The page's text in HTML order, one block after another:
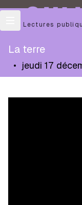
Les Lectures
La terre
• jeudi 17